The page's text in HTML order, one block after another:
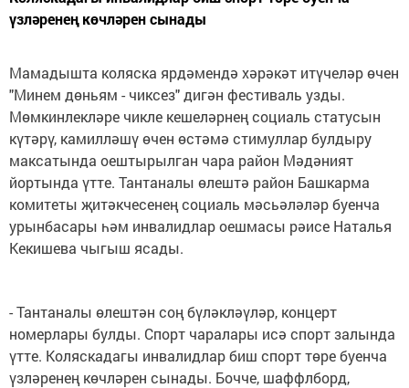
үзләренең көчләрен сынады
Мамадышта коляска ярдәмендә хәрәкәт итүчеләр өчен
"Минем дөньям - чиксез" дигән фестиваль узды.
Мөмкинлекләре чикле кешеләрнең социаль статусын
күтәрү, камилләшү өчен өстәмә стимуллар булдыру
максатында оештырылган чара район Мәдәният
йортында үтте. Тантаналы өлештә район Башкарма
комитеты җитәкчесенең социаль мәсьәләләр буенча
урынбасары һәм инвалидлар оешмасы рәисе Наталья
Кекишева чыгыш ясады.
- Тантаналы өлештән соң бүләкләүләр, концерт
номерлары булды. Спорт чаралары исә спорт залында
үтте. Коляскадагы инвалидлар биш спорт төре буенча
үзләренең көчләрен сынады. Бочче, шаффлборд,